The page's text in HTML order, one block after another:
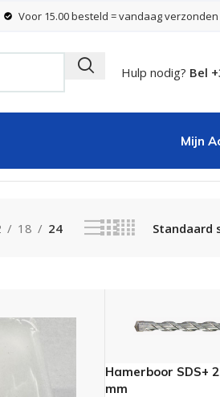
Voor 15.00 besteld = vandaag verzonden
Hulp nodig? Bel
Mijn
18 24
Hamerboor SDS+
mm